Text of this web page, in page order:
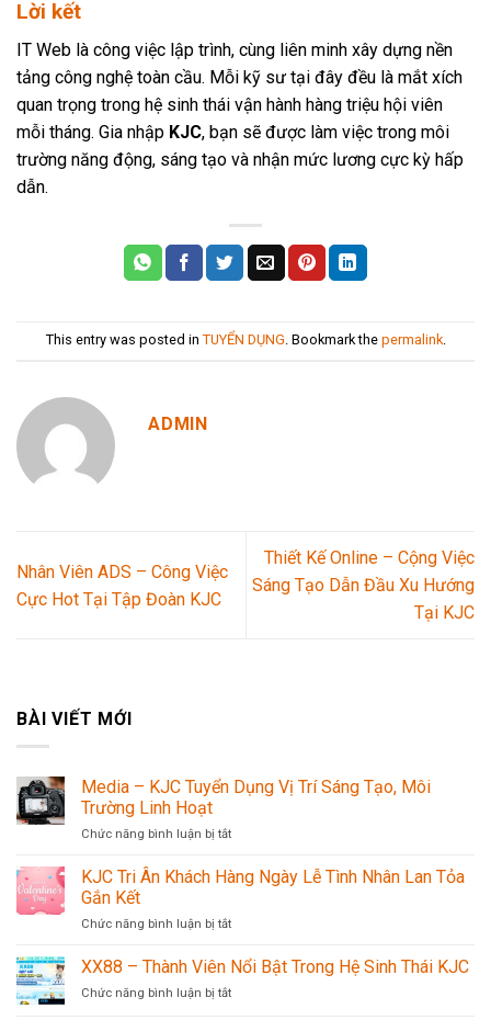
Lời kết
IT Web là công việc lập trình, cùng liên minh xây dựng nền
tảng công nghệ toàn cầu. Mỗi kỹ sư tại đây đều là mắt xích
quan trọng trong hệ sinh thái vận hành hàng triệu hội viên
mỗi tháng. Gia nhập KJC, bạn sẽ được làm việc trong môi
trường năng động, sáng tạo và nhận mức lương cực kỳ hấp
dẫn.
This entry was posted in TUYỂN DỤNG. Bookmark the permalink.
ADMIN
Nhân Viên ADS – Công Việc
Cực Hot Tại Tập Đoàn KJC
Thiết Kế Online – Cộng Việc
Sáng Tạo Dẫn Đầu Xu Hướng
Tại KJC
BÀI VIẾT MỚI
Media – KJC Tuyển Dụng Vị Trí Sáng Tạo, Môi
Trường Linh Hoạt
Chức năng bình luận bị tắtở
–
KJC
Dụng
Trí
Tạo,
KJC Tri Ân Khách Hàng Ngày Lễ Tình Nhân Lan Tỏa
Gắn Kết
Chức năng bình luận bị tắtở
Tri
Khách
XX88 – Thành Viên Nổi Bật Trong Hệ Sinh Thái KJC
Chức năng bình luận bị tắtở